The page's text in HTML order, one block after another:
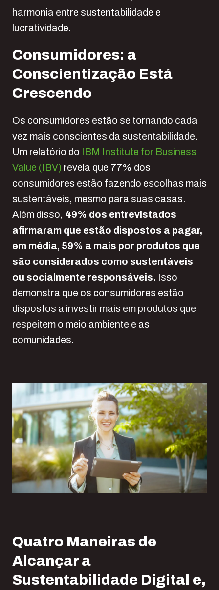
harmonia entre sustentabilidade e
lucratividade.
Consumidores: a
Conscientização Está
Crescendo
Os consumidores estão se tornando cada
vez mais conscientes da sustentabilidade.
Um relatório do IBM Institute for Business
Value (IBV) revela que 77% dos
consumidores estão fazendo escolhas mais
sustentáveis, mesmo para suas casas.
Além disso, 49% dos entrevistados
afirmaram que estão dispostos a pagar,
em média, 59% a mais por produtos que
são considerados como sustentáveis
ou socialmente responsáveis. Isso
demonstra que os consumidores estão
dispostos a investir mais em produtos que
respeitem o meio ambiente e as
comunidades.
Quatro Maneiras de
Alcançar a
Sustentabilidade Digital e,